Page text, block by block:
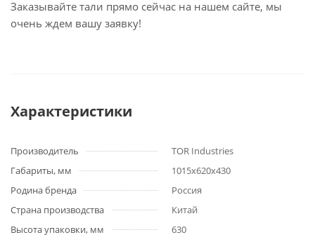
Заказывайте тали прямо сейчас на нашем сайте, мы
очень ждем вашу заявку!
Характеристики
Производитель
TOR Industries
Габариты, мм
1015х620х430
Родина бренда
Россия
Страна производства
Китай
Высота упаковки, мм
630